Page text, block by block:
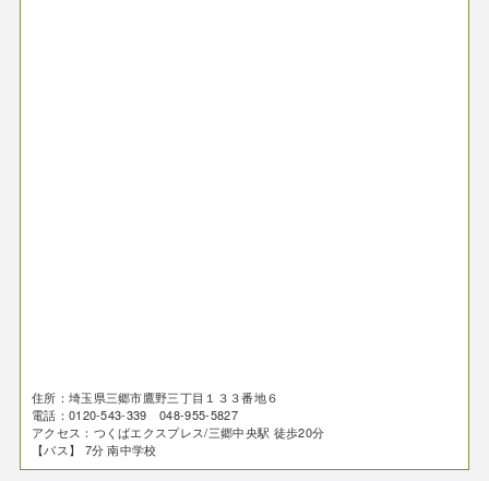
住所：埼玉県三郷市鷹野三丁目１３３番地６
電話：0120-543-339 048-955-5827
アクセス：つくばエクスプレス/三郷中央駅 徒歩20分
【バス】 7分 南中学校